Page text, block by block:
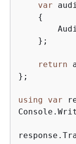
var
{
    };
return
};
using var